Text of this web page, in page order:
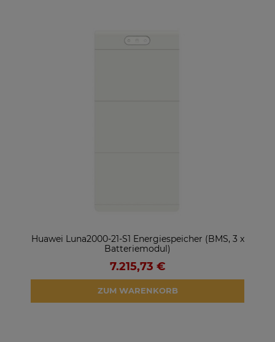
Huawei Luna2000-21-S1 Energiespeicher (BMS, 3 x
Batteriemodul)
7.215,73 €
ZUM WARENKORB